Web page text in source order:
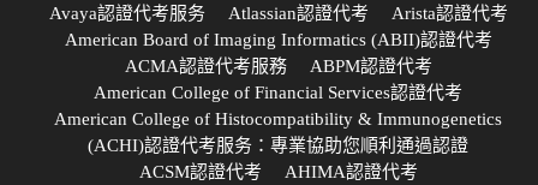
Avaya認證代考服务
Atlassian認證代考
Arista認證代考
American Board of Imaging Informatics (ABII)認證代考
ACMA認證代考服務
ABPM認證代考
American College of Financial Services認證代考
American College of Histocompatibility & Immunogenetics
(ACHI)認證代考服务：專業協助您順利通過認證
ACSM認證代考
AHIMA認證代考